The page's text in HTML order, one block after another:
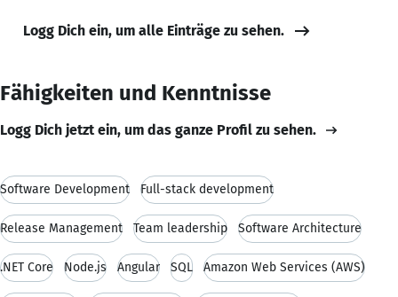
Logg Dich ein, um alle Einträge zu sehen.
Fähigkeiten und Kenntnisse
Logg Dich jetzt ein, um das ganze Profil zu sehen.
Software Development Full-stack development
Release Management Team leadership Software Architecture
.NET Core Node.js Angular SQL Amazon Web Services (AWS)